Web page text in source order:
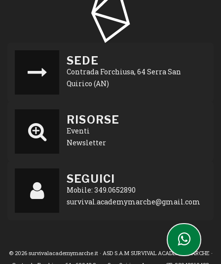
SEDE
Contrada Forchiusa, 64 Serra San
Quirico (AN)
RISORSE
Eventi
Newsletter
SEGUICI
Mobile: 349.0652890
survival.academymarche@gmail.com
© 2026 survivalacademymarche.it · ASD S.A.M SURVIVAL ACADEMY MARCHE ·